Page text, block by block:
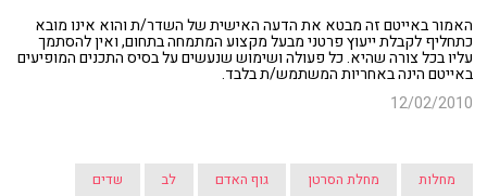
האמור באייטם זה מבטא את הדעה האישית של השדר/ת והוא אינו מובא
כתחליף לקבלת ייעוץ פרטני מבעל מקצוע המתמחה בתחום, ואין להסתמך
עליו בכל צורה שהיא. כל פעולה ושימוש שנעשים על בסיס התכנים המופיעים
באייטם הינה באחריות המשתמש/ת בלבד.
12/02/2010
מחלות מחלת הסרטן גוף האדם לב שדים